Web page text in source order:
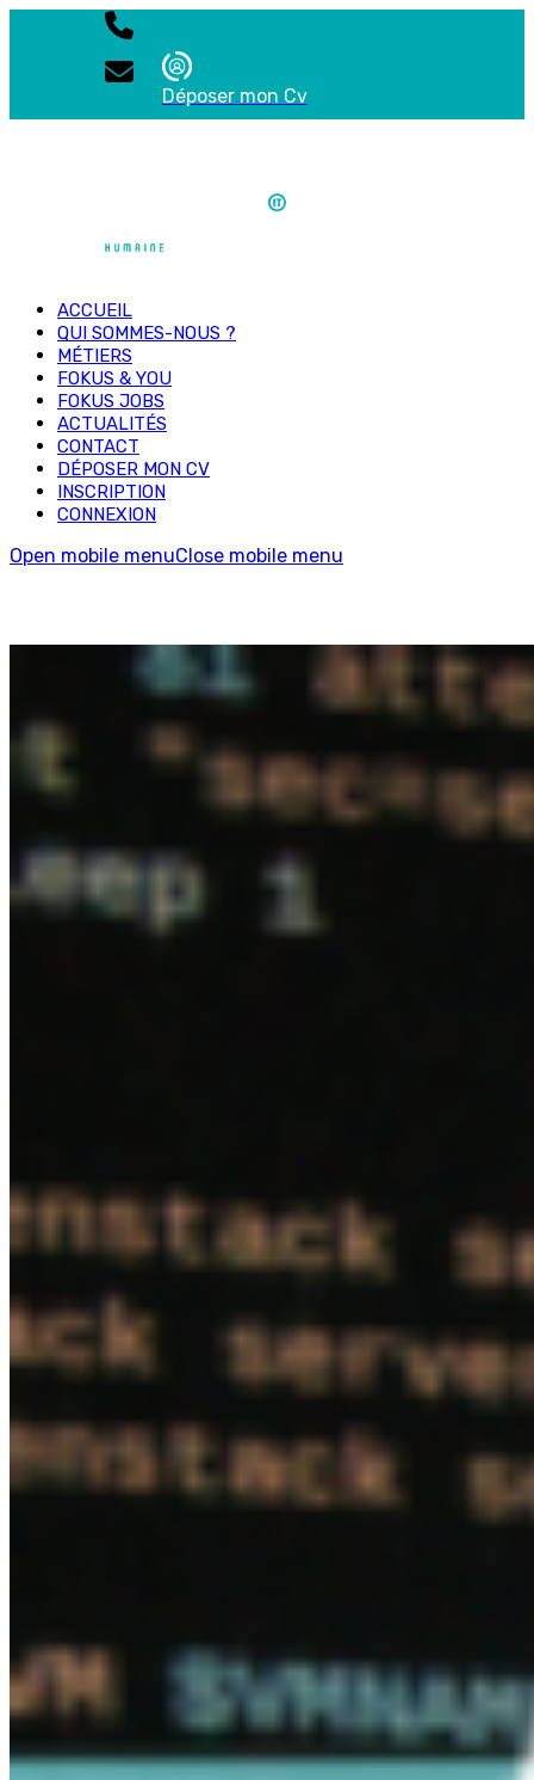
Déposer mon Cv
ACCUEIL
QUI SOMMES-NOUS ?
MÉTIERS
FOKUS & YOU
FOKUS JOBS
ACTUALITÉS
CONTACT
DÉPOSER MON CV
INSCRIPTION
CONNEXION
Open mobile menuClose mobile menu